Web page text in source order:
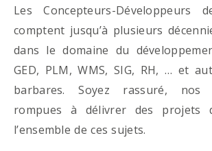
Les Concepteurs-Développeurs
comptent jusqu’à plusieurs
dans le domaine du
GED, PLM, WMS, SIG, RH, … et
barbares. Soyez rassuré, nos
rompues à délivrer des projets
l’ensemble de ces sujets.